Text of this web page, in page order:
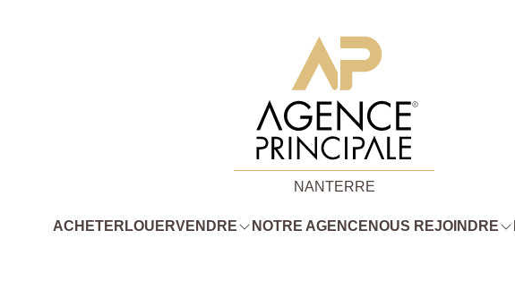
NANTERRE
ACHETER LOUERVENDRE NOTRE AGENCE NOUS REJOINDRE